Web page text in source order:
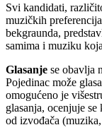
Svi kandidati,
muzičkih
bekgraunda,
samima i muziku
Glasanje se obavlja
Pojedinac može
omogućeno je
glasanja, ocenjuje
od izvođača